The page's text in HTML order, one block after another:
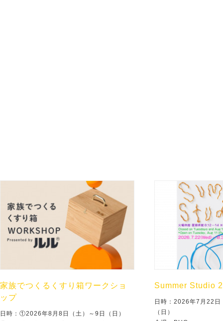
家族でつくるくすり箱ワークショ
ップ
日時：①2026年8月8日（土）～9日（日）
Summer Studio
日時：2026年7月22
（日）